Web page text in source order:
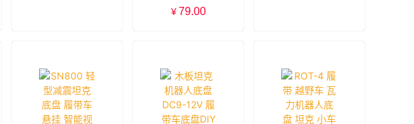
9v履带车智能小车带
¥ 79.00